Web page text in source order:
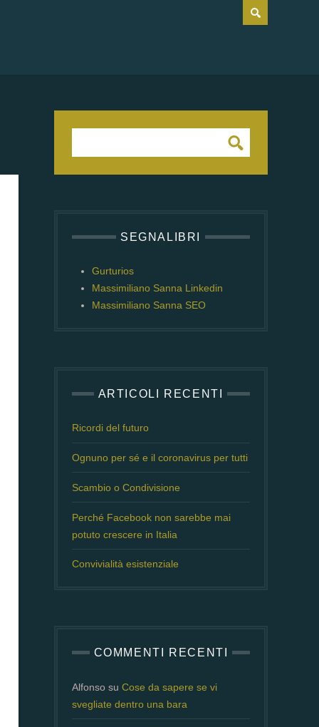
SEGNALIBRI
Gurturios
Massimiliano Sanna Linkedin
Massimiliano Sanna SEO
ARTICOLI RECENTI
Ricordi del futuro
Ognuno per sé e il coronavirus per tutti
Scambio o Condivisione
Perché Facebook non sarebbe mai
potuto crescere in Italia
Convivialità esistenziale
COMMENTI RECENTI
Alfonso su Cose da sapere se vi
svegliate dentro una bara